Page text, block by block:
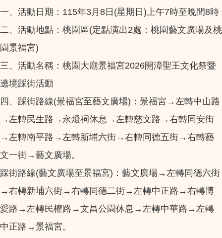
一、活動日期：115年3月8日(星期日)上午7時至晚間8時
二、活動地點：桃園區(定點演出2處：桃園藝文廣場及桃
園景福宮)
三、活動名稱：桃園大廟景福宮2026開漳聖王文化祭暨
遶境踩街活動
四、踩街路線(景福宮至藝文廣場)：景福宮→左轉中山路
→左轉民生路→永燈祠休息→左轉慈文路→右轉同安街
→左轉南平路→左轉新埔六街→右轉同德五街→右轉藝
文一街→藝文廣場。
踩街路線(藝文廣場至景福宮)：藝文廣場→左轉同德六街
→右轉新埔六街→右轉同德二街→左轉中正路→右轉博
愛路→左轉民權路→文昌公園休息→左轉中華路→左轉
中正路→景福宮。